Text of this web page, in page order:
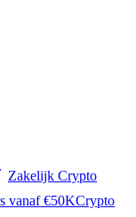
Zakelijk Crypto
vanaf €50KCrypto